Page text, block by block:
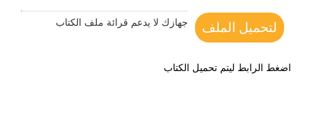
لتحميل الملف جهازك لا يدعم قرائة ملف الكتاب
اضغط الرابط ليتم تحميل الكتاب